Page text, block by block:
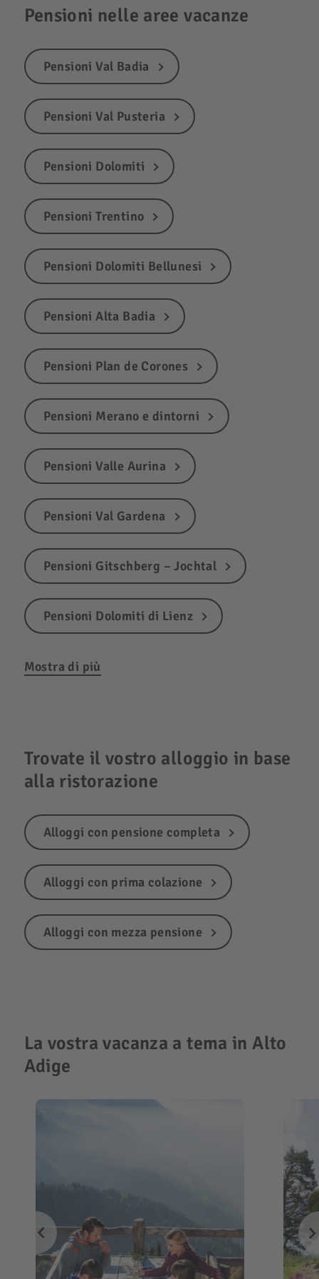
Pensioni nelle aree vacanze
Pensioni Val Badia
Pensioni Val Pusteria
Pensioni Dolomiti
Pensioni Trentino
Pensioni Dolomiti Bellunesi
Pensioni Alta Badia
Pensioni Plan de Corones
Pensioni Merano e dintorni
Pensioni Valle Aurina
Pensioni Val Gardena
Pensioni Gitschberg – Jochtal
Pensioni Dolomiti di Lienz
Mostra di più
Trovate il vostro alloggio in base
alla ristorazione
Alloggi con pensione completa
Alloggi con prima colazione
Alloggi con mezza pensione
La vostra vacanza a tema in Alto
Adige